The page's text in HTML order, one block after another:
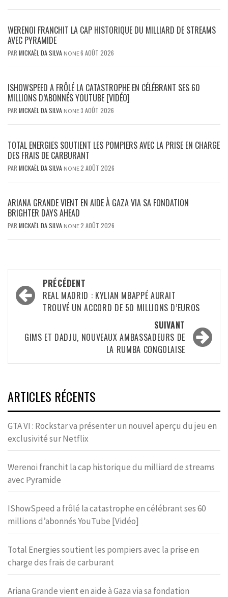
WERENOI FRANCHIT LA CAP HISTORIQUE DU MILLIARD DE STREAMS
AVEC PYRAMIDE
PAR MICKAËL DA SILVA NONE6 AOÛT 2026
ISHOWSPEED A FRÔLÉ LA CATASTROPHE EN CÉLÉBRANT SES 60
MILLIONS D’ABONNÉS YOUTUBE [VIDÉO]
PAR MICKAËL DA SILVA NONE3 AOÛT 2026
TOTAL ENERGIES SOUTIENT LES POMPIERS AVEC LA PRISE EN CHARGE
DES FRAIS DE CARBURANT
PAR MICKAËL DA SILVA NONE2 AOÛT 2026
ARIANA GRANDE VIENT EN AIDE À GAZA VIA SA FONDATION
BRIGHTER DAYS AHEAD
PAR MICKAËL DA SILVA NONE2 AOÛT 2026
Navigation
d’article
PRÉCÉDENT
REAL MADRID : KYLIAN MBAPPÉ AURAIT
TROUVÉ UN ACCORD DE 50 MILLIONS D’EUROS
SUIVANT
GIMS ET DADJU, NOUVEAUX AMBASSADEURS DE
LA RUMBA CONGOLAISE
ARTICLES RÉCENTS
GTA VI : Rockstar va présenter un nouvel aperçu du jeu en
exclusivité sur Netflix
Werenoi franchit la cap historique du milliard de streams
avec Pyramide
IShowSpeed a frôlé la catastrophe en célébrant ses 60
millions d’abonnés YouTube [Vidéo]
Total Energies soutient les pompiers avec la prise en
charge des frais de carburant
Ariana Grande vient en aide à Gaza via sa fondation